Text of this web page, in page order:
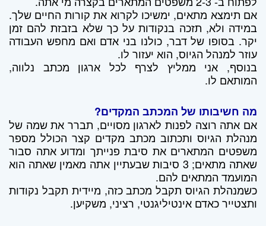
אם תימצא מתאים, ימשיכו לקרוא את קורות החיים שלך.
במידה ולא, תזכה בנקודות על כך שלא בזבזת להם זמן
יקר. בסופו של דבר, כולנו בני אדם ואם מחפש העבודה
עוזר למנהל הגיוס, הוא יעזור לו.
בנוסף, אני ממליץ לצרף לכל ארגון מכתב נלווה,
המותאם לו.
מה חשיבותו של המכתב המקדים?
אם אתה רוצה לפנות לארגון מסויים, תברר את שמה של
מנהלת הגיוס ותכתוב מכתב מקדים קצר הכולל מספר
משפטים המתארים את סיבת פנייתך ומדוע אתה סבור
שאתה מתאים; 3 סיבות שבעתיין אתה מאמין שאתה הוא
המועמד המתאים להם.
כשמנהלת הגיוס תקבל מכתב כזה, מיידית תקבל נקודות
ותצטייר כאדם אינטיליגנטי, רציני, משקיען.